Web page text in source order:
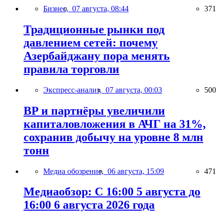
Бизнес, 07 августа, 08:44 371
Традиционные рынки под
давлением сетей: почему
Азербайджану пора менять
правила торговли
Экспресс-анализ, 07 августа, 00:03 500
BP и партнёры увеличили
капиталовложения в АЧГ на 31%,
сохранив добычу на уровне 8 млн
тонн
Медиа обозрение, 06 августа, 15:09 471
Медиаобзор: С 16:00 5 августа до
16:00 6 августа 2026 года